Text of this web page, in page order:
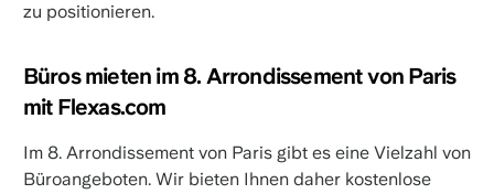
zu positionieren.
Büros mieten im 8. Arrondissement von Paris
mit Flexas.com
Im 8. Arrondissement von Paris gibt es eine Vielzahl von
Büroangeboten. Wir bieten Ihnen daher kostenlose